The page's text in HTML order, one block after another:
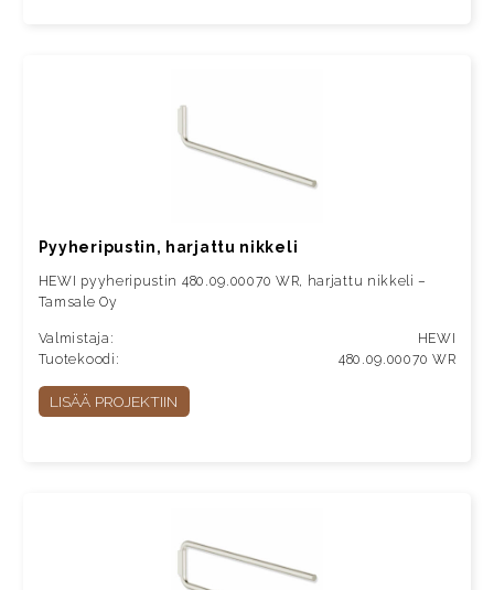
Pyyheripustin, harjattu nikkeli
HEWI pyyheripustin 480.09.00070 WR, harjattu nikkeli –
Tamsale Oy
Valmistaja:
HEWI
Tuotekoodi:
480.09.00070 WR
LISÄÄ PROJEKTIIN